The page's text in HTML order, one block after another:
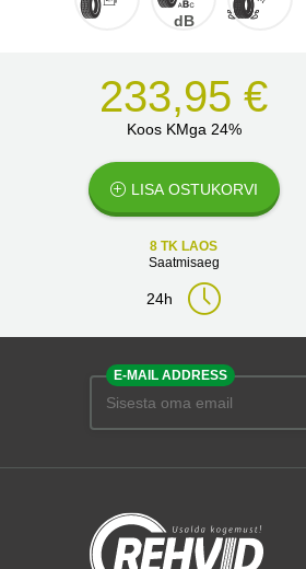
dB
233,95 €
Koos KMga 24%
LISA OSTUKORVI
8 TK LAOS
Saatmisaeg
24h
E-MAIL ADDRESS